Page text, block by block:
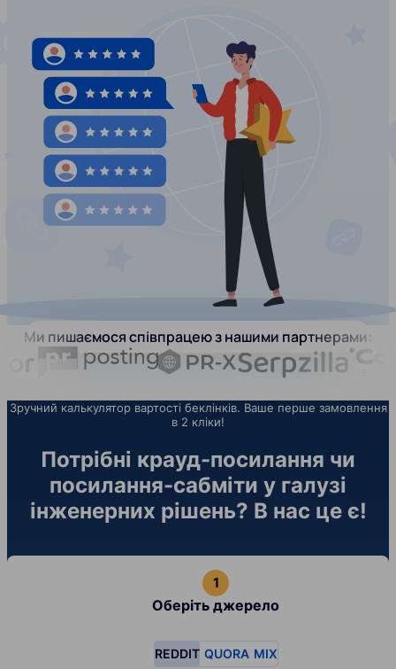
Ми пишаємося співпрацею з нашими партнерами:
Зручний калькулятор вартості беклінків. Ваше перше замовлення
в 2 кліки!
Потрібні крауд-посилання чи
посилання-сабміти у галузі
інженерних рішень? В нас це є!
Оберіть джерело
REDDIT QUORA MIX